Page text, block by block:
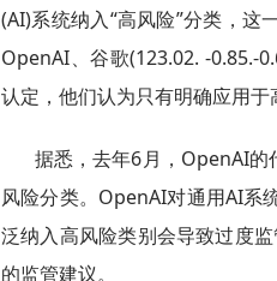
(AI)系统纳入“高风险”分类，这
OpenAI、谷歌(123.02. -0.85.-
认定，他们认为只有明确应用于
据悉，去年6月，OpenAI的
风险分类。OpenAI对通用AI系
泛纳入高风险类别会导致过度
的监管建议。